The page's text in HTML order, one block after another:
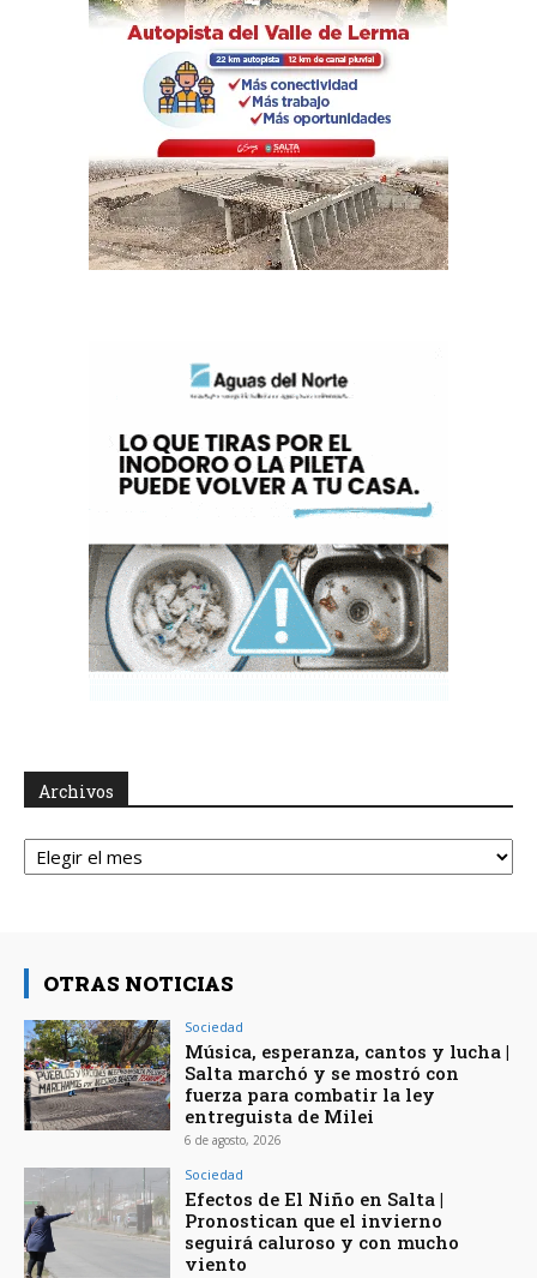
Archivos
Archivos
OTRAS NOTICIAS
Sociedad
Música, esperanza, cantos y lucha |
Salta marchó y se mostró con
fuerza para combatir la ley
entreguista de Milei
6 de agosto, 2026
Sociedad
Efectos de El Niño en Salta |
Pronostican que el invierno
seguirá caluroso y con mucho
viento